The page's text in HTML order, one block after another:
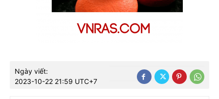
Ngày viết:
2023-10-22 21:59 UTC+7